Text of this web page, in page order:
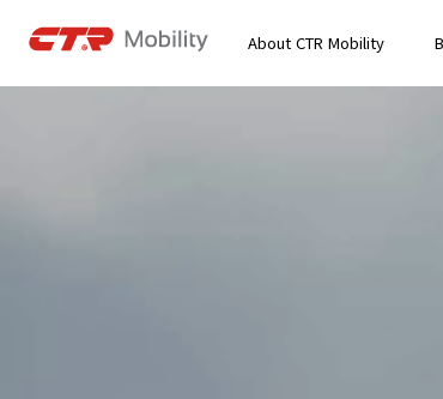
About CTR Mobility